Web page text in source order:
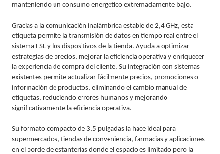
manteniendo un consumo energético extremadamente bajo.
Gracias a la comunicación inalámbrica estable de 2,4 GHz, esta
etiqueta permite la transmisión de datos en tiempo real entre el
sistema ESL y los dispositivos de la tienda. Ayuda a optimizar
estrategias de precios, mejorar la eficiencia operativa y enriquecer
la experiencia de compra del cliente. Su integración con sistemas
existentes permite actualizar fácilmente precios, promociones o
información de productos, eliminando el cambio manual de
etiquetas, reduciendo errores humanos y mejorando
significativamente la eficiencia operativa.
Su formato compacto de 3,5 pulgadas la hace ideal para
supermercados, tiendas de conveniencia, farmacias y aplicaciones
en el borde de estanterías donde el espacio es limitado pero la